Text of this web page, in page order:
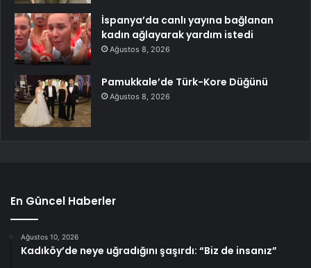
İspanya’da canlı yayına bağlanan
kadın ağlayarak yardım istedi
Ağustos 8, 2026
Pamukkale’de Türk-Kore Düğünü
Ağustos 8, 2026
En Güncel Haberler
Ağustos 10, 2026
Kadıköy’de neye uğradığını şaşırdı: “Biz de insanız”